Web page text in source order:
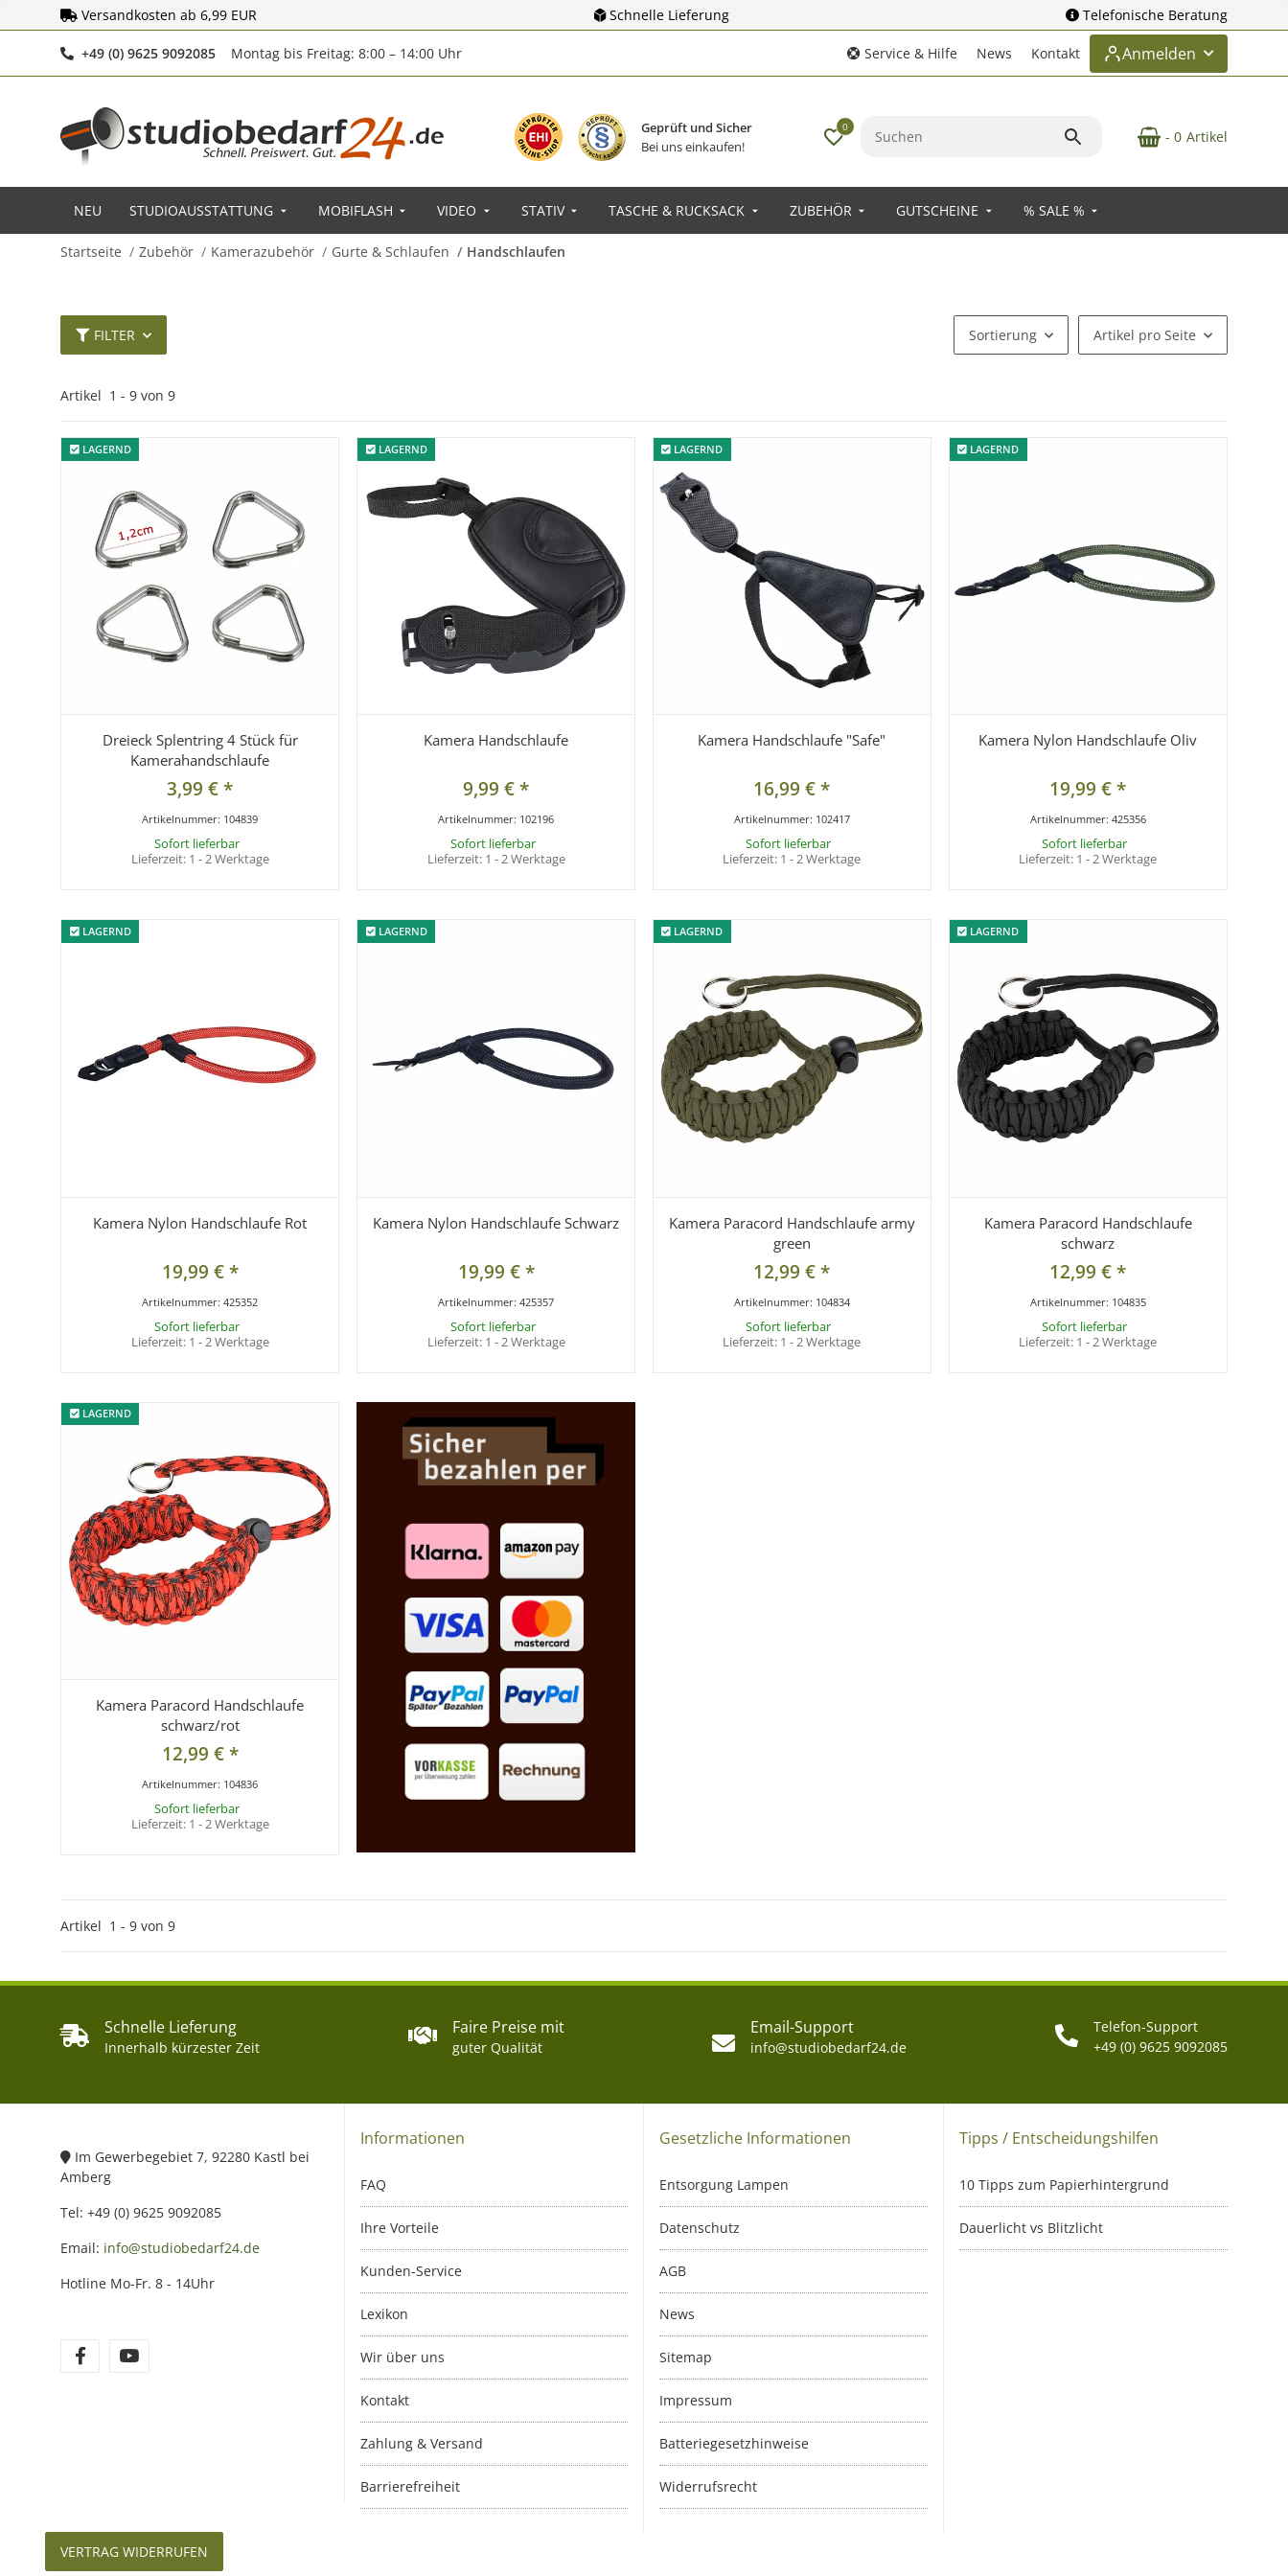
Versandkosten ab 6,99 EUR Schnelle Lieferung Telefonische Beratung
+49 (0) 9625 9092085Telefonnummer
Montag bis Freitag: 8:00 – 14:00 Uhr Service & Hilfe News Kontakt Anmelden
Geprüft und Sicher
Bei uns einkaufen!
0
- 0 Artikel
NEU STUDIOAUSSTATTUNG MOBIFLASH VIDEO STATIV TASCHE & RUCKSACK ZUBEHÖR GUTSCHEINE % SALE %
Startseite Zubehör Kamerazubehör Gurte & Schlaufen Handschlaufen
FILTER Sortierung Artikel pro Seite
Artikel 1 - 9 von 9
LAGERND
LAGERND
Dreieck Splentring 4 Stück für
Kamerahandschlaufe
3,99 €*
Artikelnummer: 104839
Sofort lieferbar
Lieferzeit: 1 - 2 Werktage
LAGERND
LAGERND
Kamera Handschlaufe
9,99 €*
Artikelnummer: 102196
Sofort lieferbar
Lieferzeit: 1 - 2 Werktage
LAGERND
LAGERND
Kamera Handschlaufe "Safe"
16,99 €*
Artikelnummer: 102417
Sofort lieferbar
Lieferzeit: 1 - 2 Werktage
LAGERND
LAGERND
Kamera Nylon Handschlaufe Oliv
19,99 €*
Artikelnummer: 425356
Sofort lieferbar
Lieferzeit: 1 - 2 Werktage
LAGERND
LAGERND
Kamera Nylon Handschlaufe Rot
19,99 €*
Artikelnummer:425352
Sofort lieferbar
Lieferzeit: 1 - 2 Werktage
LAGERND
LAGERND
Kamera Nylon Handschlaufe Schwarz
19,99 €*
Artikelnummer:425357
Sofort lieferbar
Lieferzeit: 1 - 2 Werktage
LAGERND
LAGERND
Kamera Paracord Handschlaufe army
green
12,99 €*
Artikelnummer: 104834
Sofort lieferbar
Lieferzeit: 1 - 2 Werktage
LAGERND
LAGERND
Kamera Paracord Handschlaufe
schwarz
12,99 €*
Artikelnummer: 104835
Sofort lieferbar
Lieferzeit: 1 - 2 Werktage
LAGERND
LAGERND
Kamera Paracord Handschlaufe
schwarz/rot
12,99 €*
Artikelnummer: 104836
Sofort lieferbar
Lieferzeit: 1 - 2 Werktage
Artikel 1 - 9 von 9
Schnelle Lieferung
Innerhalb kürzester Zeit
Faire Preise mit
guter Qualität
Email-Support
info@studiobedarf24.de
Telefon-Support
+49 (0) 9625 9092085
Im Gewerbegebiet 7, 92280 Kastl bei
Amberg
Tel: +49 (0) 9625 9092085
Email: info@studiobedarf24.de
Hotline Mo-Fr. 8 - 14Uhr
Informationen
FAQ
Ihre Vorteile
Kunden-Service
Lexikon
Wir über uns
Kontakt
Zahlung & Versand
Barrierefreiheit
Gesetzliche Informationen
Entsorgung Lampen
Datenschutz
AGB
News
Sitemap
Impressum
Batteriegesetzhinweise
Widerrufsrecht
Tipps / Entscheidungshilfen
10 Tipps zum Papierhintergrund
Dauerlicht vs Blitzlicht
VERTRAG WIDERRUFEN